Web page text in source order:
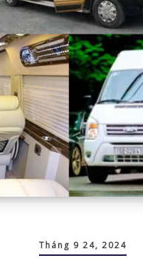
Tháng 9 24, 2024